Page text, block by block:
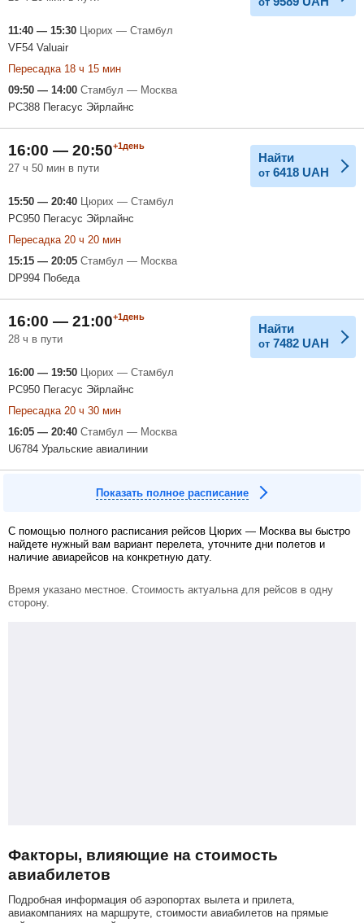
11:40 — 15:30 Цюрих — Стамбул
VF54 Valuair
Пересадка 18 ч 15 мин
09:50 — 14:00 Стамбул — Москва
PC388 Пегасус Эйрлайнс
16:00 — 20:50+1день
27 ч 50 мин в пути
Найти
от 6418 UAH
15:50 — 20:40 Цюрих — Стамбул
PC950 Пегасус Эйрлайнс
Пересадка 20 ч 20 мин
15:15 — 20:05 Стамбул — Москва
DP994 Победа
16:00 — 21:00+1день
28 ч в пути
Найти
от 7482 UAH
16:00 — 19:50 Цюрих — Стамбул
PC950 Пегасус Эйрлайнс
Пересадка 20 ч 30 мин
16:05 — 20:40 Стамбул — Москва
U6784 Уральские авиалинии
Показать полное расписание
С помощью полного расписания рейсов Цюрих — Москва вы быстро
найдете нужный вам вариант перелета, уточните дни полетов и
наличие авиарейсов на конкретную дату.
Время указано местное. Стоимость актуальна для рейсов в одну
сторону.
Факторы, влияющие на стоимость
авиабилетов
Подробная информация об аэропортах вылета и прилета,
авиакомпаниях на маршруте, стоимости авиабилетов на прямые